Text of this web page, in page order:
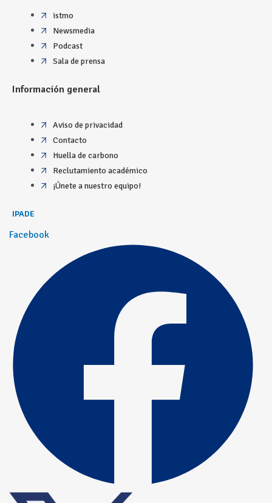
istmo
Newsmedia
Podcast
Sala de prensa
Información general
Aviso de privacidad
Contacto
Huella de carbono
Reclutamiento académico
¡Únete a nuestro equipo!
IPADE
Facebook